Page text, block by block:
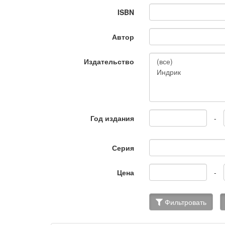
ISBN
Автор
Издательство
Год издания -
Серия
Цена -
Фильтровать